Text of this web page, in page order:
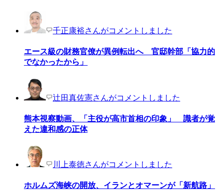
千正康裕さんがコメントしました
エース級の財務官僚が異例転出へ 官邸幹部「協力的
でなかったから」
辻田真佐憲さんがコメントしました
熊本視察動画、「主役が高市首相の印象」 識者が覚
えた違和感の正体
川上泰徳さんがコメントしました
ホルムズ海峡の開放、イランとオマーンが「新航路」